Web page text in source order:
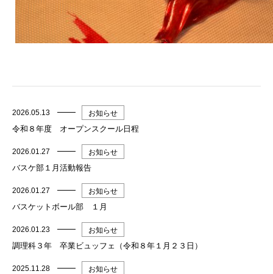
2026.05.13 お知らせ
令和８年度 オープンスクール日程
2026.01.27 お知らせ
バスケ部１月活動報告
2026.01.27 お知らせ
バスケットボール部 １月
2026.01.23 お知らせ
調理科３年 卒業ビュッフェ（令和８年１月２３日）
2025.11.28 お知らせ